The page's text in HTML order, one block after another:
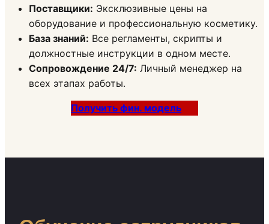
Поставщики: Эксклюзивные цены на
оборудование и профессиональную косметику.
База знаний: Все регламенты, скрипты и
должностные инструкции в одном месте.
Сопровождение 24/7: Личный менеджер на
всех этапах работы.
Получить фин. модель